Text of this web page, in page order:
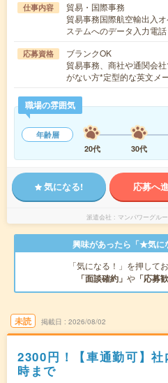
仕事内容
貿易・国際事務
貿易事務国際航空輸出入
ステムへのデータ入力電
応募資格
ブランクOK
貿易事務、商社や通関会
がない方*定型的な英文メ
職場の雰囲気
年齢層
20代
30代
気になる! 応募へ
派遣会社 マンパワーグル
興味があったら「★気に
「気になる！」を押して
「面談確約」 や 「応募
未読 掲載日 2026/08/02
2300円！【車通勤可】
時まで